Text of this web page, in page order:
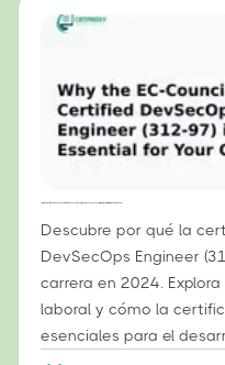
Descubre por qué la
DevSecOps Engineer
carrera en 2024.
laboral y cómo la
esenciales para el